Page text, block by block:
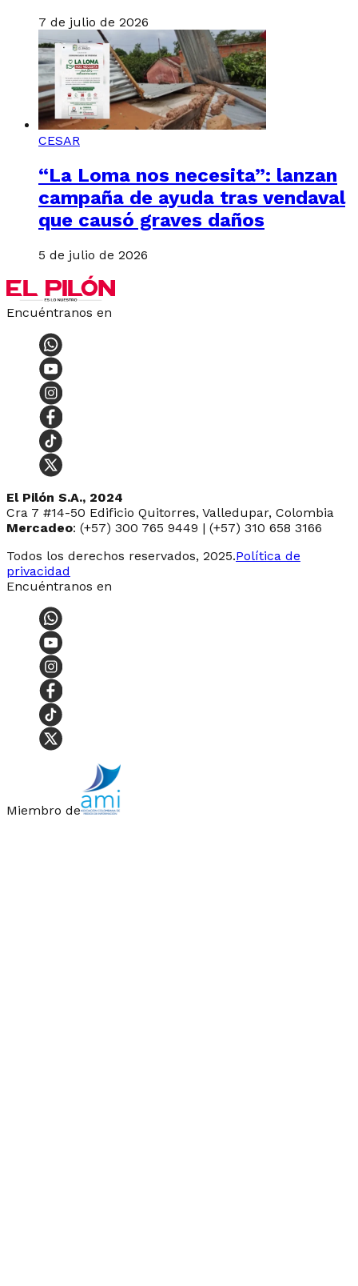
7 de julio de 2026
CESAR
“La Loma nos necesita”: lanzan
campaña de ayuda tras vendaval
que causó graves daños
5 de julio de 2026
Encuéntranos en
El Pilón S.A., 2024
Cra 7 #14-50 Edificio Quitorres, Valledupar, Colombia
Mercadeo: (+57) 300 765 9449 | (+57) 310 658 3166
Todos los derechos reservados, 2025.Política de
privacidad
Encuéntranos en
Miembro de